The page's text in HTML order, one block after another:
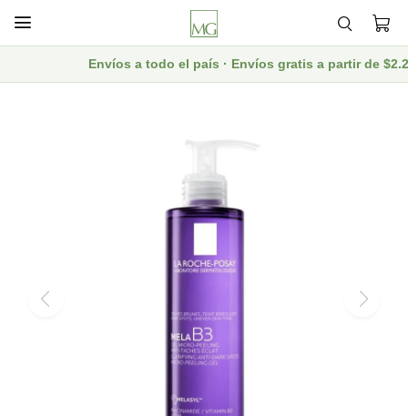

Envíos a todo el país · Envíos gratis a partir de